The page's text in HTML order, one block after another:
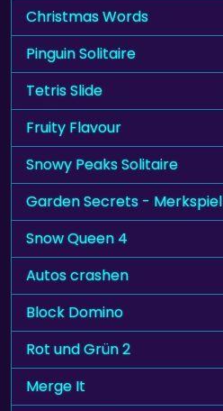
Christmas Words
Pinguin Solitaire
Tetris Slide
Fruity Flavour
Snowy Peaks Solitaire
Garden Secrets - Merkspiel
Snow Queen 4
Autos crashen
Block Domino
Rot und Grün 2
Merge It